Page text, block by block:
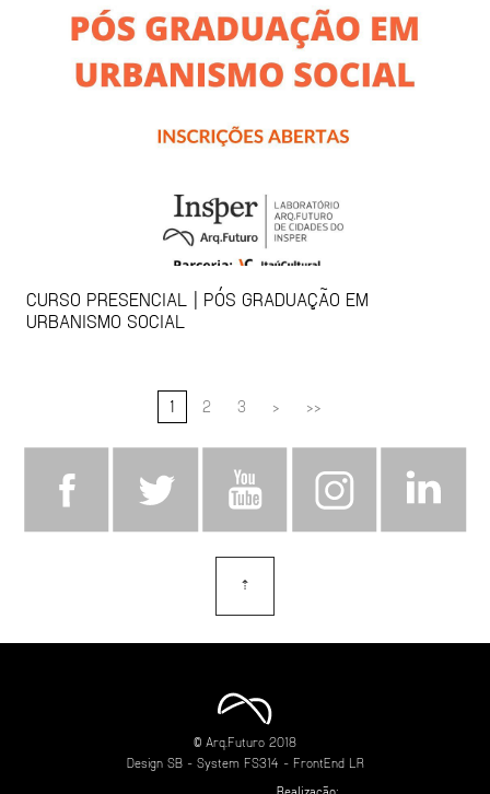
CURSO PRESENCIAL | PÓS GRADUAÇÃO EM
URBANISMO SOCIAL
1 2 3 > >>
⇡
© Arq.Futuro 2018
Design SB- System FS314 - FrontEnd LR